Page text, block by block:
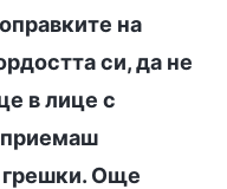
на
си, да не
в лице с
приемаш
грешки. Още